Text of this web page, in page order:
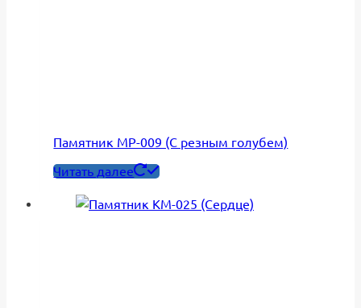
Памятник МР-009 (С резным голубем)
Читать далее